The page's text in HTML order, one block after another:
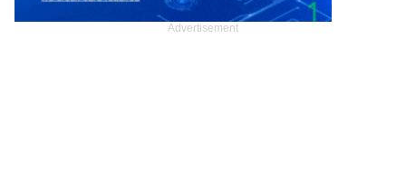
Advertisement